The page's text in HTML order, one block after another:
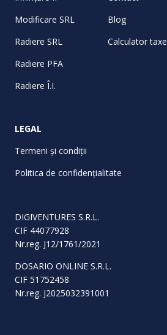
Modificare SRL
Radiere SRL
Radiere PFA
Radiere Î.I.
Blog
Calculator taxe
LEGAL
Termeni și condiții
Politica de confidențialitate
DIGIVENTURES S.R.L.
CIF 44077928
Nr.reg. J12/1761/2021
DOSARIO ONLINE S.R.L.
CIF 51752458
Nr.reg. J2025032391001